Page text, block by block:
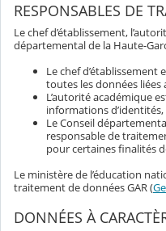
RESPONSABLES DE
Le chef d’établissement,
départemental de la Haute-
Le chef
toutes les données liées
L’autorité académique
informations d’identités,
Le Conseil
responsable de
pour certaines finalités
Le ministère de l’éducation
traitement de données GAR (
DONNÉES À